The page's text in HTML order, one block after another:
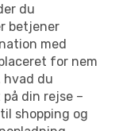
du
betjener
med
for nem
hvad du
din rejse –
shopping og